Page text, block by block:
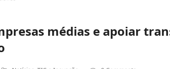
médias e apoiar